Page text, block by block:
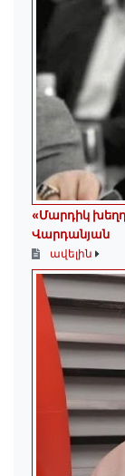
«Մարդիկ
Վարդանյան
ավելին